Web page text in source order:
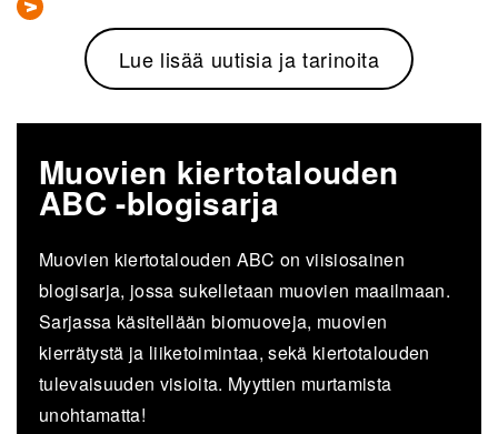
Lue lisää uutisia ja tarinoita
Muovien kiertotalouden
ABC -blogisarja
Muovien kiertotalouden ABC on viisiosainen
blogisarja, jossa sukelletaan muovien maailmaan.
Sarjassa käsitellään biomuoveja, muovien
kierrätystä ja liiketoimintaa, sekä kiertotalouden
tulevaisuuden visioita. Myyttien murtamista
unohtamatta!